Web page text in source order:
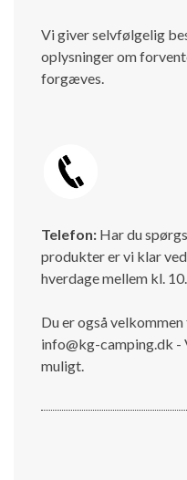
Vi giver selvfølgelig
oplysninger om
forgæves.
Telefon: Har du
produkter er vi klar
hverdage mellem kl.
Du er også
info@kg-camping.dk -
muligt.